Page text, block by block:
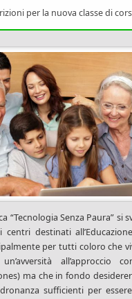
per la nuova classe di
“Tecnologia Senza Paura” si
centri destinati
per tutti coloro che
all’approccio
ma che in fondo
sufficienti per